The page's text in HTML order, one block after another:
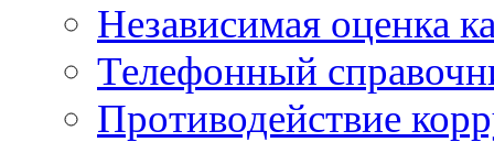
Независимая оценка
Телефонный
Противодействие